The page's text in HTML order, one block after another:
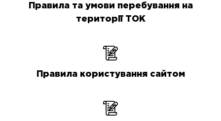
Правила та умови перебування на
території ТОК
Правила користування сайтом